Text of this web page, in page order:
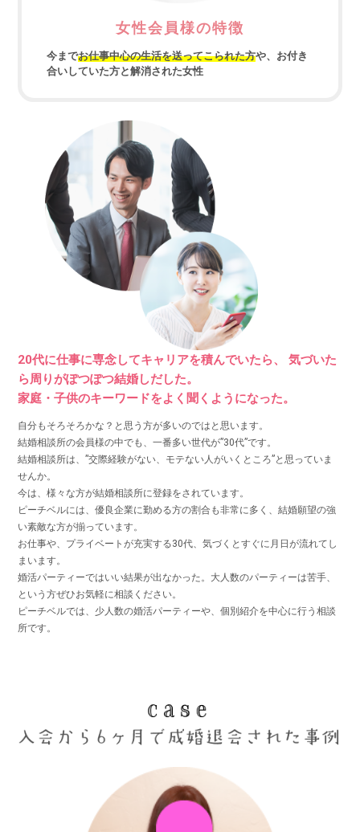
女性会員様の特徴
今までお仕事中心の生活を送ってこられた方や、お付き
合いしていた方と解消された女性
20代に仕事に専念してキャリアを積んでいたら、
気づいた
ら周りがぽつぽつ結婚しだした。
家庭・子供のキーワードをよく聞くようになった。
自分もそろそろかな？と思う方が多いのではと思います。
結婚相談所の会員様の中でも、一番多い世代が”30代”です。
結婚相談所は、”交際経験がない、モテない人がいくところ”と思っていま
せんか。
今は、様々な方が結婚相談所に登録をされています。
ピーチベルには、優良企業に勤める方の割合も非常に多く、結婚願望の強
い素敵な方が揃っています。
お仕事や、プライベートが充実する30代、気づくとすぐに月日が流れてし
まいます。
婚活パーティーではいい結果が出なかった。大人数のパーティーは苦手、
という方ぜひお気軽に相談ください。
ピーチベルでは、少人数の婚活パーティーや、個別紹介を中心に行う相談
所です。